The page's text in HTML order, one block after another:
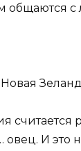
общаются
считается
овец. И это